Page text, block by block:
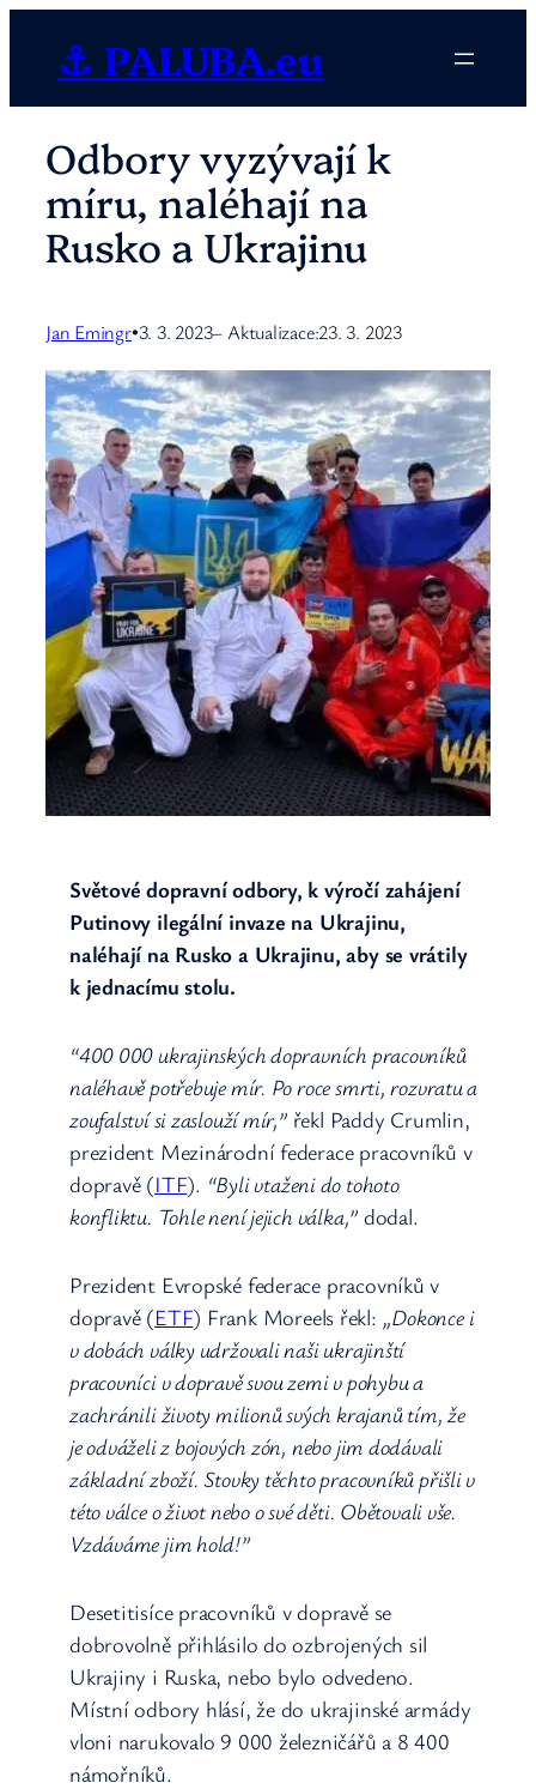
obsah
⚓ PALUBA.eu
Odbory vyzývají k
míru, naléhají na
Rusko a Ukrajinu
Jan Emingr•3. 3. 2023– Aktualizace:23. 3. 2023
Světové dopravní odbory, k výročí zahájení
Putinovy ​​ilegální invaze na Ukrajinu,
naléhají na Rusko a Ukrajinu, aby se vrátily
k jednacímu stolu.
“400 000 ukrajinských dopravních pracovníků
naléhavě potřebuje mír. Po roce smrti, rozvratu a
zoufalství si zaslouží mír,”řekl Paddy Crumlin,
prezident Mezinárodní federace pracovníků v
dopravě (ITF). “Byli vtaženi do tohoto
konfliktu. Tohle není jejich válka,” dodal.
Prezident Evropské federace pracovníků v
dopravě (ETF) Frank Moreels řekl: „Dokonce i
v dobách války udržovali naši ukrajinští
pracovníci v dopravě svou zemi v pohybu a
zachránili životy milionů svých krajanů tím, že
je odváželi z bojových zón, nebo jim dodávali
základní zboží. Stovky těchto pracovníků přišli v
této válce o život nebo o své děti. Obětovali vše.
Vzdáváme jim hold!”
Desetitisíce pracovníků v dopravě se
dobrovolně přihlásilo do ozbrojených sil
Ukrajiny i Ruska, nebo bylo odvedeno.
Místní odbory hlásí, že do ukrajinské armády
vloni narukovalo 9 000 železničářů a 8 400
námořníků.